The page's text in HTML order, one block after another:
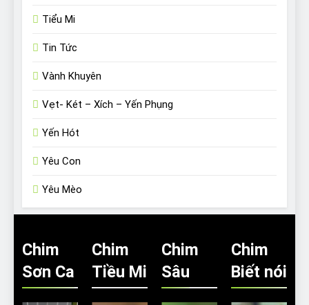
Tiểu Mi
Tin Tức
Vành Khuyên
Vẹt- Két – Xích – Yến Phụng
Yến Hót
Yêu Con
Yêu Mèo
Chim
Sơn Ca
Chim
Tiều Mi
Chim
Sâu
Chim
Biết nói